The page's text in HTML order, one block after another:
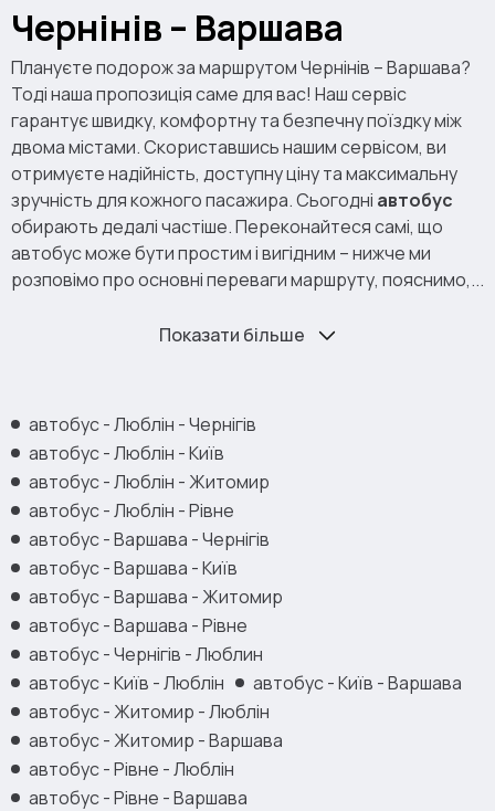
Чернінів – Варшава
Плануєте подорож за маршрутом Чернінів – Варшава?
Тоді наша пропозиція саме для вас! Наш сервіс
гарантує швидку, комфортну та безпечну поїздку між
двома містами. Скориставшись нашим сервісом, ви
отримуєте надійність, доступну ціну та максимальну
зручність для кожного пасажира. Сьогодні автобус
обирають дедалі частіше. Переконайтеся самі, що
автобус може бути простим і вигідним – нижче ми
розповімо про основні переваги маршруту, пояснимо,...
Показати більше
автобус - Люблін - Чернігів
автобус - Люблін - Київ
автобус - Люблін - Житомир
автобус - Люблін - Рівне
автобус - Варшава - Чернігів
автобус - Варшава - Київ
автобус - Варшава - Житомир
автобус - Варшава - Рівне
автобус - Чернігів - Люблин
автобус - Київ - Люблін
автобус - Київ - Варшава
автобус - Житомир - Люблін
автобус - Житомир - Варшава
автобус - Рівне - Люблін
автобус - Рівне - Варшава